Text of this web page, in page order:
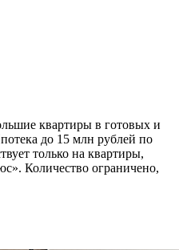
квартиры в готовых и
до 15 млн рублей по
только на квартиры,
Количество ограничено,